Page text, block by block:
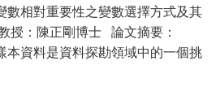
數相對重要性之變數選擇方式及其
教授：陳正剛博士 論文摘要：
本資料是資料探勘領域中的一個挑